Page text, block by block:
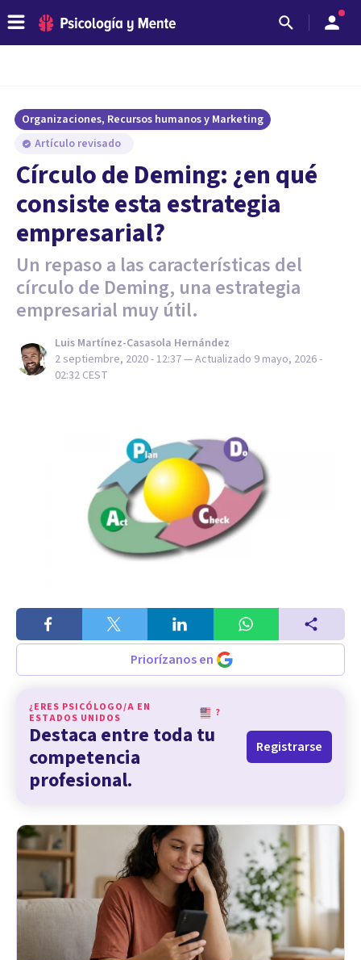
Organizaciones, Recursos humanos y Marketing
Artículo revisado
Círculo de Deming: ¿en qué
consiste esta estrategia
empresarial?
Un repaso a las características del
círculo de Deming, una estrategia
empresarial muy útil.
Luis Martínez-Casasola Hernández
2 septiembre, 2020 - 12:37— Actualizado 9 mayo, 2026 -
02:32 CEST
Priorízanos en
¿ERES PSICÓLOGO/A EN
ESTADOS UNIDOS
?
Destaca entre toda tu
competencia
profesional.
Registrarse